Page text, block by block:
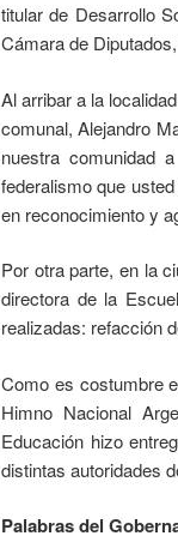
titular de Desarrollo
Cámara de
Al arribar a la
comunal, Alejandro
nuestra comunidad
federalismo que
en reconocimiento y
Por otra parte, en la
directora de la
realizadas: refacción
Como es costumbre
Himno Nacional
Educación hizo
distintas autoridades
Palabras del